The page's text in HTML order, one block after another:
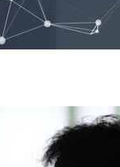
Y
DERECHO AMBIENTAL